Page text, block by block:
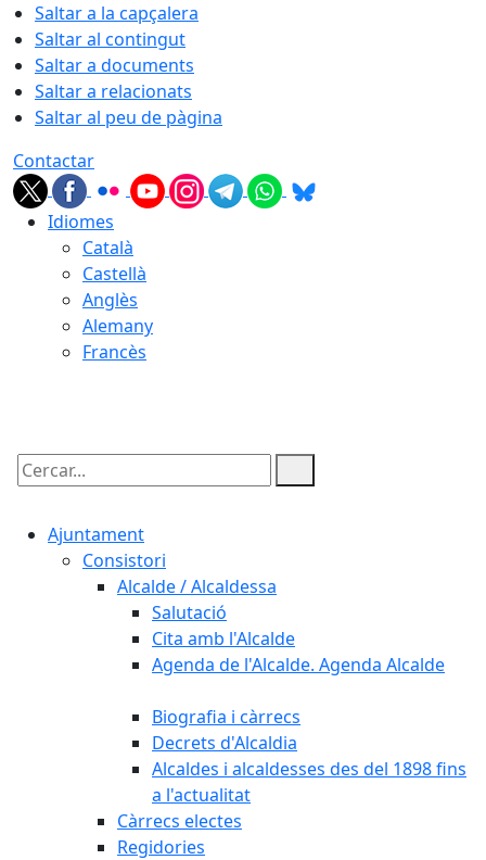
Saltar a la capçalera
Saltar al contingut
Saltar a documents
Saltar a relacionats
Saltar al peu de pàgina
Contactar
Idiomes
Català
Castellà
Anglès
Alemany
Francès
Cercar:
Ajuntament
Consistori
Alcalde / Alcaldessa
Salutació
Cita amb l'Alcalde
Agenda de l'Alcalde. Agenda Alcalde
Biografia i càrrecs
Decrets d'Alcaldia
Alcaldes i alcaldesses des del 1898 fins
a l'actualitat
Càrrecs electes
Regidories